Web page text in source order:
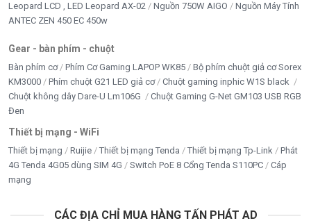
Leopard LCD , LED Leopard AX-02
Nguồn 750W AIGO
Nguồn Máy Tính
ANTEC ZEN 450 EC 450w
Gear - bàn phím - chuột
Bàn phím cơ Phím Cơ Gaming LAPOP WK85
Bộ phím chuột giả cơ Sorex
KM3000
Phím chuột G21 LED giả cơ
Chuột gaming inphic W1S black
Chuột không dây Dare-U Lm106G
Chuột Gaming G-Net GM103 USB RGB
Đen
Thiết bị mạng - WiFi
Thiết bị mạng Ruijie Thiết bị mạng Tenda Thiết bị mạng Tp-Link
Phát
4G Tenda 4G05 dùng SIM 4G
Switch PoE 8 Cổng Tenda S110PC
Cáp
mạng
CÁC ĐỊA CHỈ MUA HÀNG TẤN PHÁT AD